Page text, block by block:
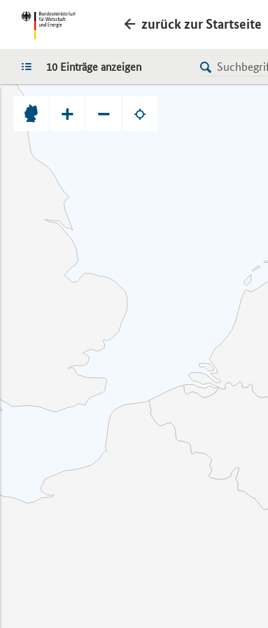
zurück zur Startseite
LISTE
10 Einträge anzeigen
+ −